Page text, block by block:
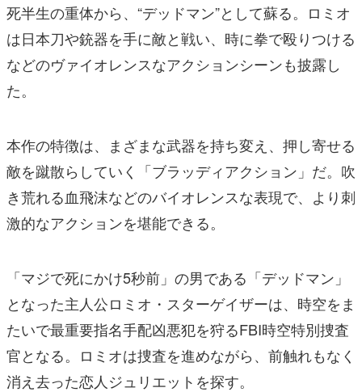
死半生の重体から、“デッドマン”として蘇る。ロミオ
は日本刀や銃器を手に敵と戦い、時に拳で殴りつける
などのヴァイオレンスなアクションシーンも披露し
た。
本作の特徴は、まざまな武器を持ち変え、押し寄せる
敵を蹴散らしていく「ブラッディアクション」だ。吹
き荒れる血飛沫などのバイオレンスな表現で、より刺
激的なアクションを堪能できる。
「マジで死にかけ5秒前」の男である「デッドマン」
となった主人公ロミオ・スターゲイザーは、時空をま
たいで最重要指名手配凶悪犯を狩るFBI時空特別捜査
官となる。ロミオは捜査を進めながら、前触れもなく
消え去った恋人ジュリエットを探す。